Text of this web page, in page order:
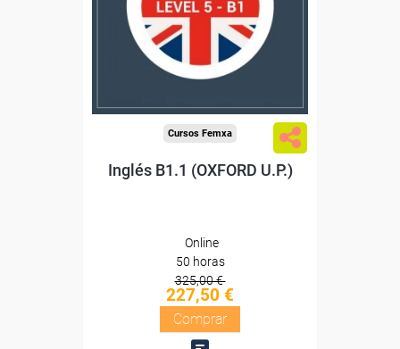
Sin requisitos de acceso
Diploma
Cursos Femxa
Inglés B1.1 (OXFORD U.P.)
Online
50 horas
325,00 €
227,50 €
Comprar